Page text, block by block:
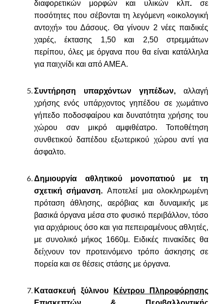
διαφορετικών μορφών και υλικών κλπ. σε
ποσότητες που σέβονται τη λεγόμενη «οικολογική
αντοχή» του Δάσους. Θα γίνουν 2 νέες παιδικές
χαρές, έκτασης 1,50 και 2,50 στρεμμάτων
περίπου, όλες με όργανα που θα είναι κατάλληλα
για παιχνίδι και από ΑΜΕΑ.
Συντήρηση υπαρχόντων γηπέδων,αλλαγή
χρήσης ενός υπάρχοντος γηπέδου σε χωμάτινο
γήπεδο ποδοσφαίρου και δυνατότητα χρήσης του
χώρου σαν μικρό αμφιθέατρο. Τοποθέτηση
συνθετικού δαπέδου εξωτερικού χώρου αντί για
άσφαλτο.
Δημιουργία αθλητικού μονοπατιού με τη
σχετική σήμανση. Αποτελεί μια ολοκληρωμένη
πρόταση άθλησης, αερόβιας και δυναμικής με
βασικά όργανα μέσα στο φυσικό περιβάλλον, τόσο
για αρχάριους όσο και για πεπειραμένους αθλητές,
με συνολικό μήκος 1660μ. Ειδικές πινακίδες θα
δείχνουν τον προτεινόμενο τρόπο άσκησης σε
πορεία και σε θέσεις στάσης με όργανα.
Κατασκευή ξύλινου
Κέντρου Πληροφόρησης